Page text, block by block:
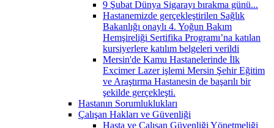
9 Şubat Dünya Sigarayı bırakma günü...
Hastanemizde gerçekleştirilen Sağlık
Bakanlığı onaylı 4. Yoğun Bakım
Hemşireliği Sertifika Programı’na katılan
kursiyerlere katılım belgeleri verildi
Mersin'de Kamu Hastanelerinde İlk
Excimer Lazer işlemi Mersin Şehir Eğitim
ve Araştırma Hastanesin de başarılı bir
şekilde gerçekleşti.
Hastanın Sorumluklukları
Çalışan Hakları ve Güvenliği
Hasta ve Çalışan Güvenliği Yönetmeliği